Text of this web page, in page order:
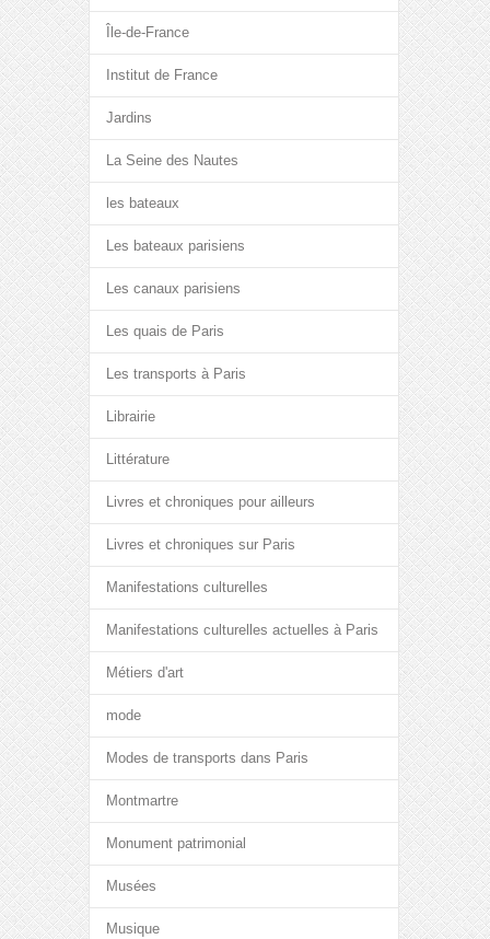
Île-de-France
Institut de France
Jardins
La Seine des Nautes
les bateaux
Les bateaux parisiens
Les canaux parisiens
Les quais de Paris
Les transports à Paris
Librairie
Littérature
Livres et chroniques pour ailleurs
Livres et chroniques sur Paris
Manifestations culturelles
Manifestations culturelles actuelles à Paris
Métiers d'art
mode
Modes de transports dans Paris
Montmartre
Monument patrimonial
Musées
Musique